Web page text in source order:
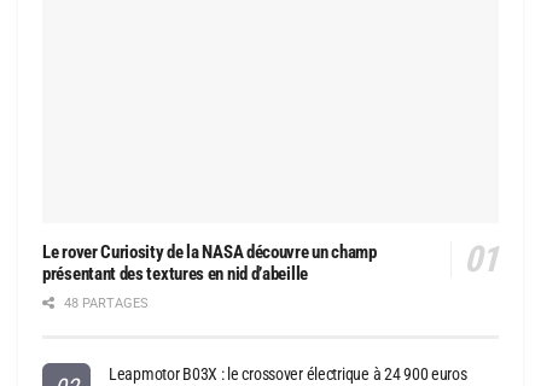
Le rover Curiosity de la NASA découvre un champ
présentant des textures en nid d’abeille
48 PARTAGES
Leapmotor B03X : le crossover électrique à 24 900 euros